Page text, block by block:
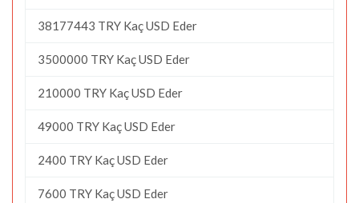
38177443 TRY Kaç USD Eder
3500000 TRY Kaç USD Eder
210000 TRY Kaç USD Eder
49000 TRY Kaç USD Eder
2400 TRY Kaç USD Eder
7600 TRY Kaç USD Eder